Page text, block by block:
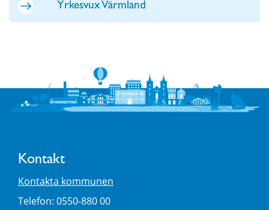
Yrkesvux Värmland
Kontakt
Kontakta kommunen
Telefon: 0550-880 00